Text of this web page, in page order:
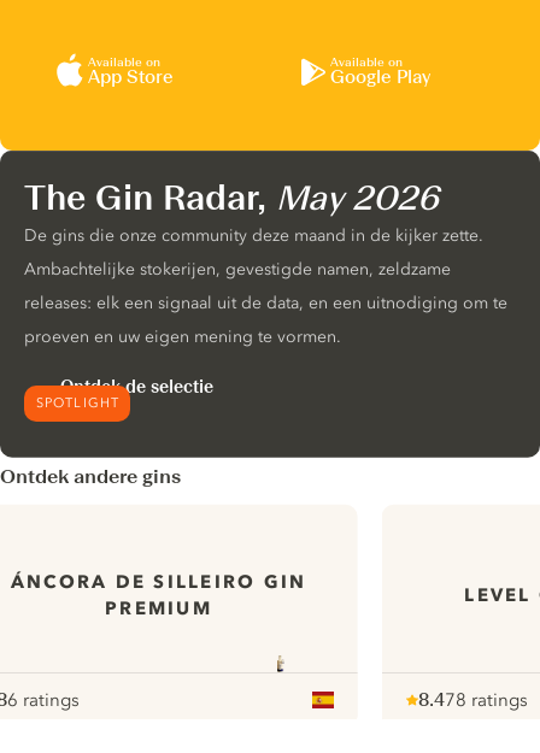
Available on
App Store
Available on
Google Play
SPOTLIGHT
The Gin Radar, May 2026
De gins die onze community deze maand in de kijker zette.
Ambachtelijke stokerijen, gevestigde namen, zeldzame
releases: elk een signaal uit de data, en een uitnodiging om te
proeven en uw eigen mening te vormen.
Ontdek de selectie
Ontdek andere gins
ÁNCORA DE SILLEIRO GIN
PREMIUM
6 ratings
8.478 ratings